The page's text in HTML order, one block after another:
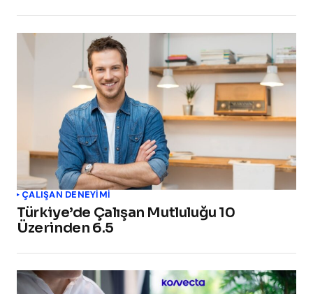
ÇALIŞAN DENEYIMI
Türkiye’de Çalışan Mutluluğu 10
Üzerinden 6.5